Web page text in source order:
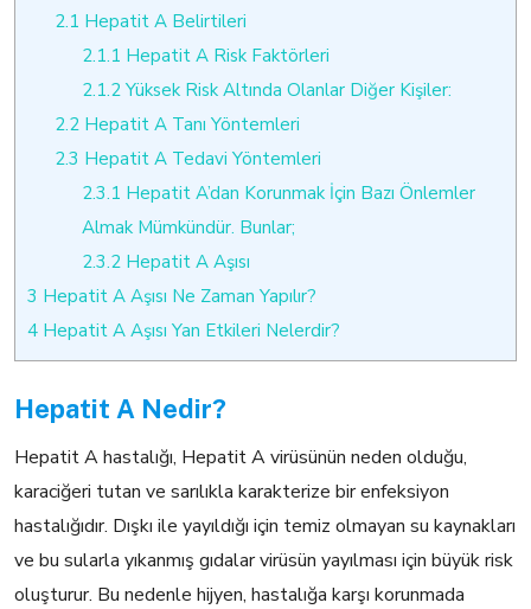
2.1 Hepatit A Belirtileri
2.1.1 Hepatit A Risk Faktörleri
2.1.2Yüksek Risk Altında Olanlar Diğer Kişiler:
2.2Hepatit A Tanı Yöntemleri
2.3 Hepatit A Tedavi Yöntemleri
2.3.1 Hepatit A’dan Korunmak İçin Bazı Önlemler
Almak Mümkündür. Bunlar;
2.3.2Hepatit A Aşısı
3 Hepatit A Aşısı Ne Zaman Yapılır?
4 Hepatit A Aşısı Yan Etkileri Nelerdir?
Hepatit A Nedir?
Hepatit A hastalığı, Hepatit A virüsünün neden olduğu,
karaciğeri tutan ve sarılıkla karakterize bir enfeksiyon
hastalığıdır. Dışkı ile yayıldığı için temiz olmayan su kaynakları
ve bu sularla yıkanmış gıdalar virüsün yayılması için büyük risk
oluşturur. Bu nedenle hijyen, hastalığa karşı korunmada